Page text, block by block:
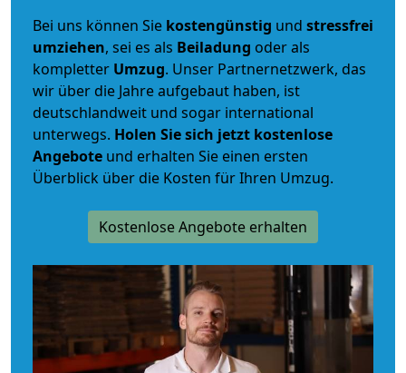
Bei uns können Sie kostengünstig und stressfrei
umziehen, sei es als Beiladung oder als
kompletter Umzug. Unser Partnernetzwerk, das
wir über die Jahre aufgebaut haben, ist
deutschlandweit und sogar international
unterwegs. Holen Sie sich jetzt kostenlose
Angebote und erhalten Sie einen ersten
Überblick über die Kosten für Ihren Umzug.
Kostenlose Angebote erhalten